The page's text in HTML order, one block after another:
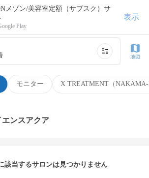
メゾン/美容室定額（サブスク）サ
Play
表示
モニター X TREATMENT（
地図
ンスアクア
該当するサロンは見つかりません